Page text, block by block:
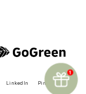
LinkedIn Pinterest